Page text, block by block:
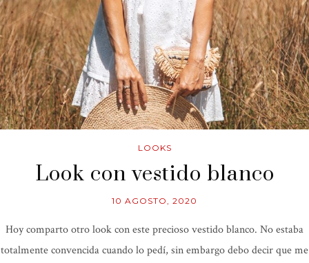
LOOKS
Look con vestido blanco
10 AGOSTO, 2020
Hoy comparto otro look con este precioso vestido blanco. No estaba
totalmente convencida cuando lo pedí, sin embargo debo decir que me